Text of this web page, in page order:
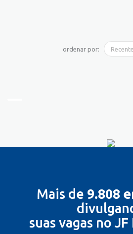
ordenar por:
Mais de 9.808
suas vagas no